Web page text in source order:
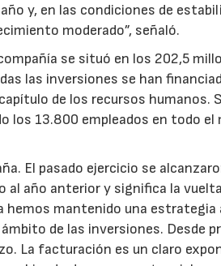
y, en las condiciones de
moderado”, señaló.
se situó en los 202,5
las inversiones se han
de los recursos humanos.
los 13.800 empleados en todo el
El pasado ejercicio se
al año anterior y significa la
hemos mantenido una
de las inversiones. Desde
La facturación es un claro